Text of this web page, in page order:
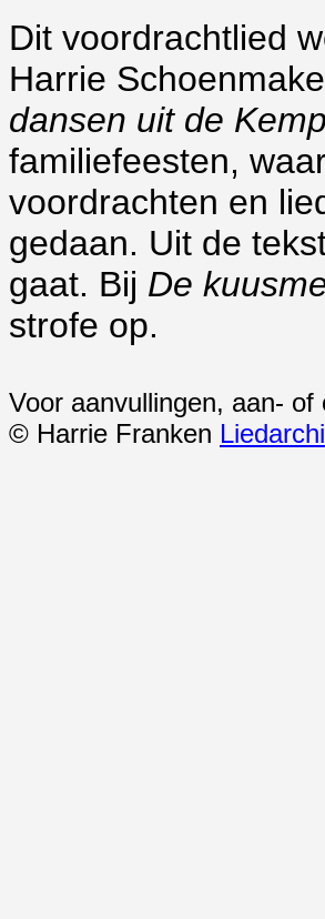
Dit voordrachtlied
Harrie
dansen uit de
familiefeesten,
voordrachten en
gedaan. Uit de
gaat. Bij De
strofe op.
Voor aanvullingen, aan- of
© Harrie Franken